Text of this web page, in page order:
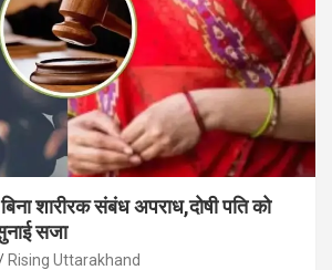
शारीरक संबंध अपराध,दोषी पति को
सजा
Rising Uttarakhand